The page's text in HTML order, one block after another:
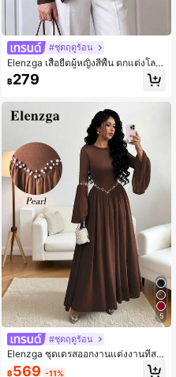
#ชุดฤดูร้อน
Elenzga เสื้อยืดผู้หญิงสีพื้น ตกแต่งโลห
ะ ลำลอง อเนกประสงค์ สำหรับใส่ทุกวัน
฿279
5
#ชุดฤดูร้อน
Elenzga ชุดเดรสออกงานแต่งงานที่สง่
างาม โรแมนติกและสง่างามสำหรับผู้ห
฿569 -11%